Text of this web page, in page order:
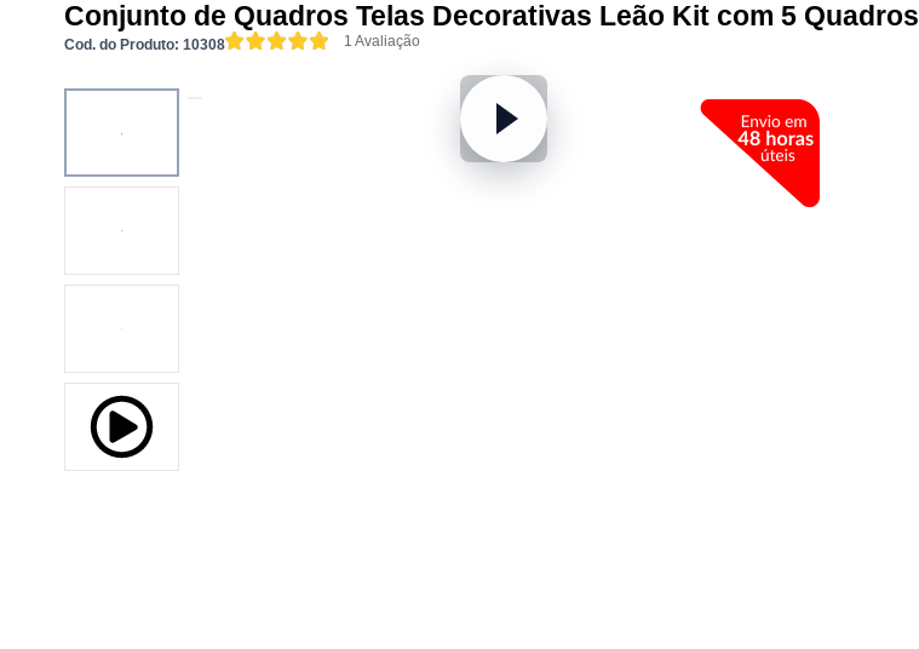
Conjunto de Quadros Telas Decorativas Leão Kit com 5 Quadros
Cod. do Produto: 10308 1 Avaliação